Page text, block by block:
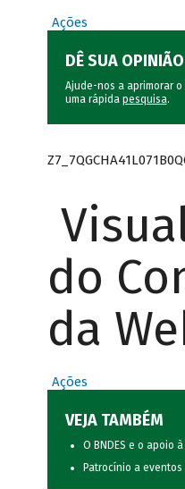
Ações
DÊ SUA OPINIÃO
Ajude-nos a aprimorar o
uma rápida pesquisa.
do
da
Ações
VEJA TAMBÉM
O BNDES e o apoio
Patrocínio a